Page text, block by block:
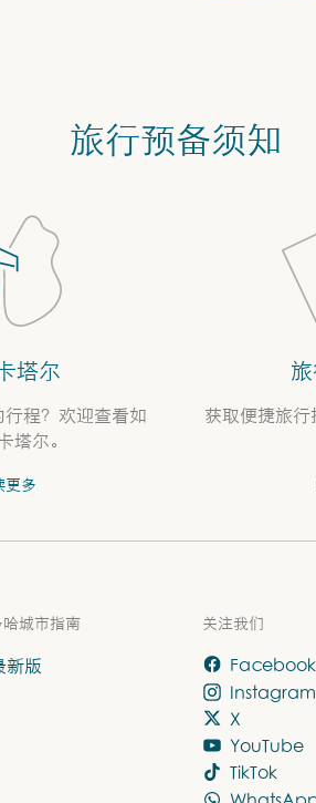
旅行预备须知
塔尔
程？欢迎查看如
塔尔。
更多
获取便捷旅
哈城市指南
新版
关注我们
Facebook
Instagram
X
YouTube
TikTok